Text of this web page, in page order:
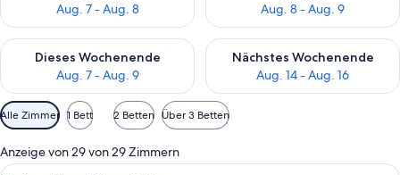
Aug. 7 - Aug. 8
Aug. 8 - Aug. 9
Dieses Wochenende
Aug. 7 - Aug. 9
Überprüfe die Verfügbarkeit für dieses Wochenende, Aug. 7
Nächstes Wochenende
Aug. 14 - Aug. 16
Überprüfe die Verfügbarkeit
Verfügbare
Filter
für
Zimmer
Alle Zimmer 1 Bett 2 Betten Über 3 Betten
Anzeige von 29 von 29 Zimmern
Ein modernes Hotelzimmer mit